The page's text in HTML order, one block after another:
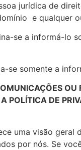
jurídica de
e qualquer
se a informá-lo
se somente a
POLÍTICA DE
uma visão
por nós. Se